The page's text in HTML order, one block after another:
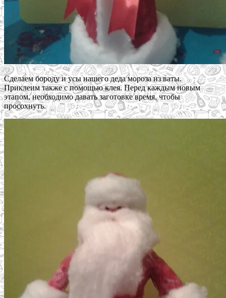
Сделаем бороду и усы нашего деда мороза из ваты.
Приклеим также с помощью клея. Перед каждым новым
этапом, необходимо давать заготовке время, чтобы
просохнуть.